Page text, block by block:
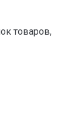
товаров,